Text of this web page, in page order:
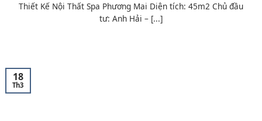
Thiết Kế Nội Thất Spa Phương Mai Diện tích: 45m2 Chủ đầu
tư: Anh Hải – [...]
18
Th3